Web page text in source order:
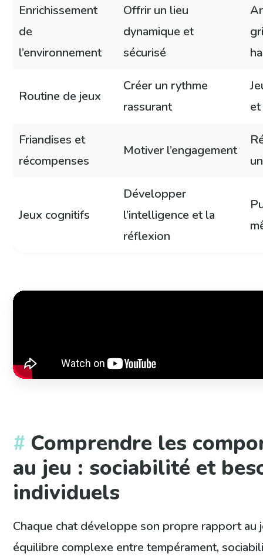
Enrichissement
de
l’environnement
Offrir un lieu
dynamique et
sécurisé
Routine de jeux
Créer un rythme
rassurant
Friandises et
récompenses
Motiver l’engagement
Jeux cognitifs
Développer
l’intelligence et la
réflexion
Comprendre les
au jeu : sociabilité et
individuels
Chaque chat développe son propre rapport au
équilibre complexe entre tempérament,